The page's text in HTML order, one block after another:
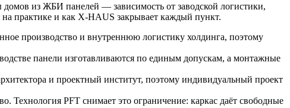
из ЖБИ панелей — зависимость от заводской логистики,
практике и как X-HAUS закрывает каждый пункт.
производство и внутреннюю логистику холдинга, поэтому
панели изготавливаются по единым допускам, а монтажные
и проектный институт, поэтому индивидуальный проект
PFT снимает это ограничение: каркас даёт свободные